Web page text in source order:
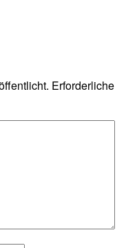
Erforderliche